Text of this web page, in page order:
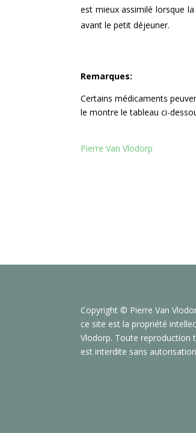
est mieux assimilé lorsque
avant le petit déjeuner.
Remarques:
Certains médicaments
le montre le tableau ci-
Pierre Van Vlodorp
Copyright © Pierre Van
ce site est la propriété
Vlodorp. Toute reproduction
est interdite sans